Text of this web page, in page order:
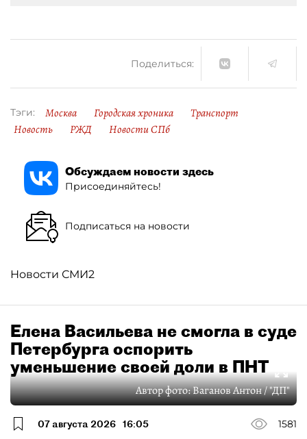
Поделиться:
Тэги: Москва Городская хроника
Транспорт
Новость
РЖД Новости СПб
Обсуждаем новости здесь
Присоединяйтесь!
Подписаться на новости
Новости СМИ2
Елена Васильева не смогла в суде
Петербурга оспорить
уменьшение своей доли в ПНТ
Автор фото:Ваганов Антон / "ДП"
07 августа 2026 16:05
1581